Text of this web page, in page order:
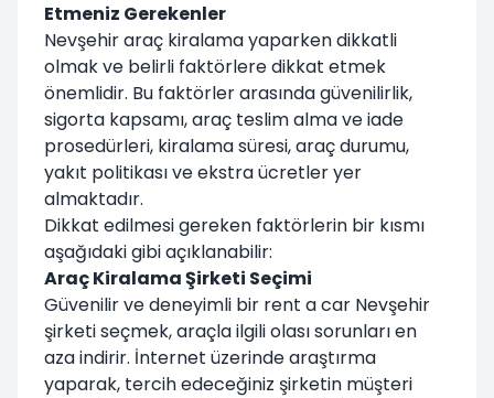
Etmeniz Gerekenler
Nevşehir araç kiralama yaparken dikkatli
olmak ve belirli faktörlere dikkat etmek
önemlidir. Bu faktörler arasında güvenilirlik,
sigorta kapsamı, araç teslim alma ve iade
prosedürleri, kiralama süresi, araç durumu,
yakıt politikası ve ekstra ücretler yer
almaktadır.
Dikkat edilmesi gereken faktörlerin bir kısmı
aşağıdaki gibi açıklanabilir:
Araç Kiralama Şirketi Seçimi
Güvenilir ve deneyimli bir rent a car Nevşehir
şirketi seçmek, araçla ilgili olası sorunları en
aza indirir. İnternet üzerinde araştırma
yaparak, tercih edeceğiniz şirketin müşteri